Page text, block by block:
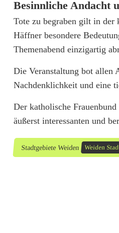
t
u
r
b
e
g
e
i
s
Besinnliche Andacht
Tote zu begraben gilt in der
Häffner besondere
Themenabend einzigartig
Die Veranstaltung bot allen
Nachdenklichkeit und eine
Der katholische
äußerst interessanten und
Stadtgebiete Weiden Weiden